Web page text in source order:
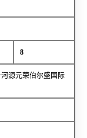
8
河源元荣伯尔盛国际